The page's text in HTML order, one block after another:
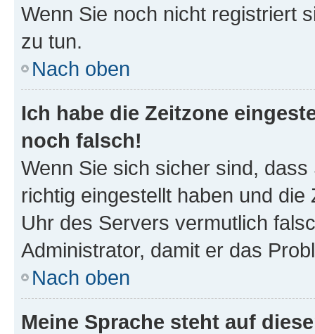
Wenn Sie noch nicht registriert
zu tun.
Nach oben
Ich habe die Zeitzone
noch falsch!
Wenn Sie sich sicher sind,
richtig eingestellt haben und
Uhr des Servers vermutlich
Administrator, damit er das
Nach oben
Meine Sprache steht auf